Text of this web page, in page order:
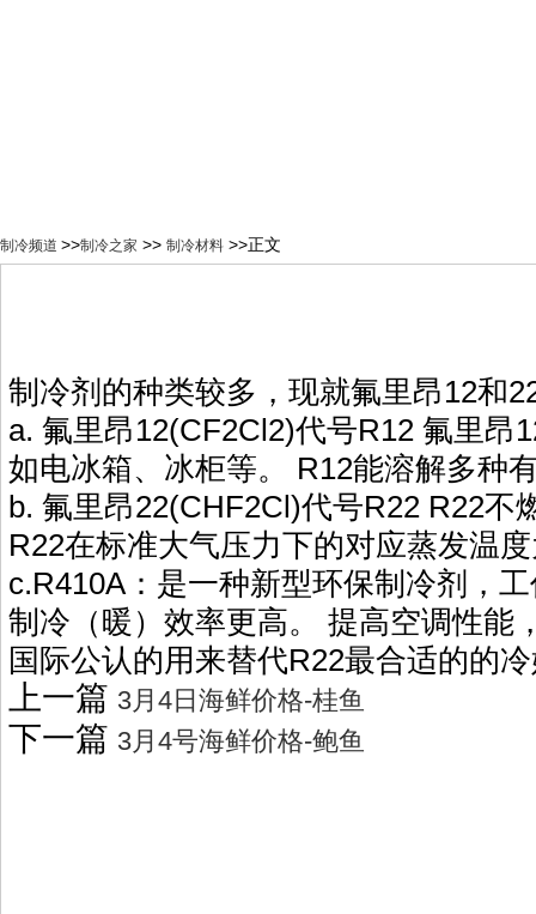
制冷频道 >>制冷之家 >> 制冷材料 >>正文
制冷剂的种类较多，现就氟里昂12和
a. 氟里昂12(CF2Cl2)代号R12 氟里
如电冰箱、冰柜等。 R12能溶解多种
b. 氟里昂22(CHF2Cl)代号R22 R22
R22在标准大气压力下的对应蒸发温
c.R410A：是一种新型环保制冷剂，
制冷（暖）效率更高。 提高空调性能
国际公认的用来替代R22最合适的的
上一篇 3月4日海鲜价格-桂鱼
下一篇 3月4号海鲜价格-鲍鱼